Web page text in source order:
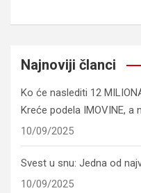
Najnoviji članci
Ko će naslediti 12
Kreće podela IMOVINE, a
10/09/2025
Svest u snu: Jedna od
10/09/2025